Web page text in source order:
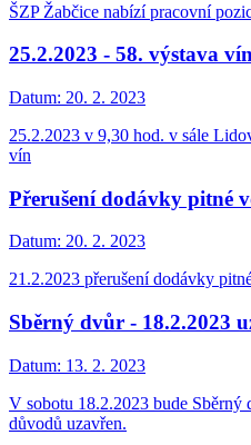
ŠZP Žabčice nabízí pracovní
25.2.2023 - 58. výstava
Datum: 20. 2. 2023
25.2.2023 v 9,30 hod. v sále
vín
Přerušení dodávky pitné
Datum: 20. 2. 2023
21.2.2023 přerušení dodávky
Sběrný dvůr - 18.2.2023
Datum: 13. 2. 2023
V sobotu 18.2.2023 bude Sběrný
důvodů uzavřen.